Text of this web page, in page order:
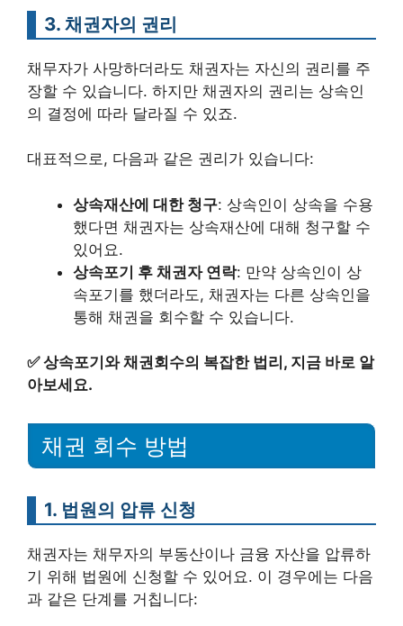
3. 채권자의 권리
채무자가 사망하더라도 채권자는 자신의 권리를 주
장할 수 있습니다. 하지만 채권자의 권리는 상속인
의 결정에 따라 달라질 수 있죠.
대표적으로, 다음과 같은 권리가 있습니다:
상속재산에 대한 청구: 상속인이 상속을 수용
했다면 채권자는 상속재산에 대해 청구할 수
있어요.
상속포기 후 채권자 연락: 만약 상속인이 상
속포기를 했더라도, 채권자는 다른 상속인을
통해 채권을 회수할 수 있습니다.
✅상속포기와 채권회수의 복잡한 법리, 지금 바로 알
아보세요.
채권 회수 방법
1. 법원의 압류 신청
채권자는 채무자의 부동산이나 금융 자산을 압류하
기 위해 법원에 신청할 수 있어요. 이 경우에는 다음
과 같은 단계를 거칩니다: